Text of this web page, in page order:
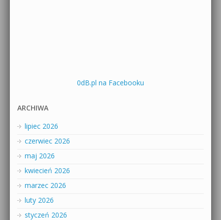
0dB.pl na Facebooku
ARCHIWA
lipiec 2026
czerwiec 2026
maj 2026
kwiecień 2026
marzec 2026
luty 2026
styczeń 2026